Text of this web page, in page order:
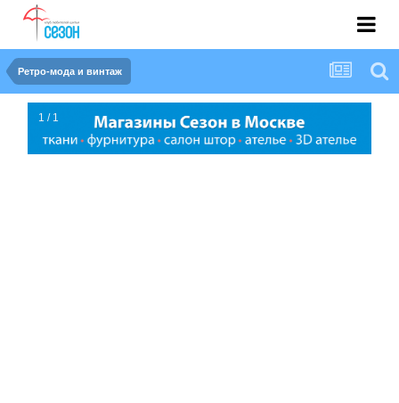
Ретро-мода и винтаж
1 / 1